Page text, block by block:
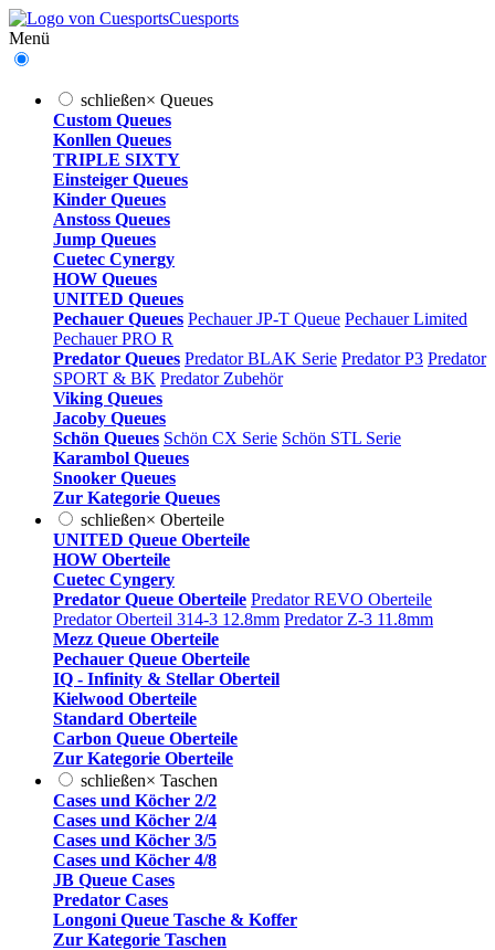
Cuesports
Menü
schließen× Queues
Custom Queues
Konllen Queues
TRIPLE SIXTY
Einsteiger Queues
Kinder Queues
Anstoss Queues
Jump Queues
Cuetec Cynergy
HOW Queues
UNITED Queues
Pechauer Queues Pechauer JP-T Queue Pechauer Limited
Pechauer PRO R
Predator Queues Predator BLAK Serie Predator P3 Predator
SPORT & BK Predator Zubehör
Viking Queues
Jacoby Queues
Schön Queues Schön CX Serie Schön STL Serie
Karambol Queues
Snooker Queues
Zur Kategorie Queues
schließen× Oberteile
UNITED Queue Oberteile
HOW Oberteile
Cuetec Cyngery
Predator Queue Oberteile Predator REVO Oberteile
Predator Oberteil 314-3 12.8mm Predator Z-3 11.8mm
Mezz Queue Oberteile
Pechauer Queue Oberteile
IQ - Infinity & Stellar Oberteil
Kielwood Oberteile
Standard Oberteile
Carbon Queue Oberteile
Zur Kategorie Oberteile
schließen× Taschen
Cases und Köcher 2/2
Cases und Köcher 2/4
Cases und Köcher 3/5
Cases und Köcher 4/8
JB Queue Cases
Predator Cases
Longoni Queue Tasche & Koffer
Zur Kategorie Taschen